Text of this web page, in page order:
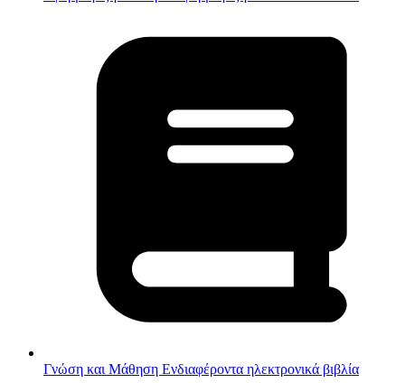
Γνώση και Μάθηση Ενδιαφέροντα ηλεκτρονικά βιβλία